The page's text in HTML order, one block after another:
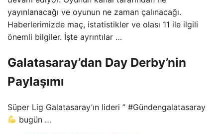
yayınlanacağı ve oyunun ne zaman çalınacağı.
Haberlerimizde maç, istatistikler ve olası 11 ile ilgili
önemli bilgiler. İşte ayrıntılar …
Galatasaray’dan Day Derby’nin
Paylaşımı
Süper Lig Galatasaray’ın lideri ” #Gündengalatasaray
bugün …